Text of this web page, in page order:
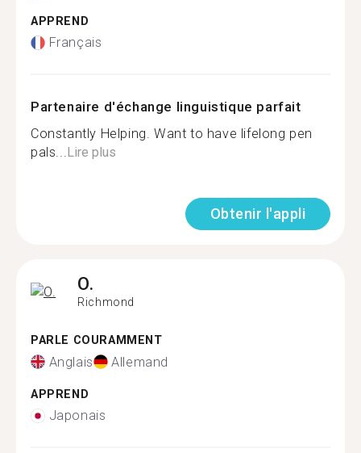
APPREND
Français
Partenaire d'échange linguistique parfait
Constantly Helping. Want to have lifelong pen
pals...Lire plus
Obtenir l'appli
O.
Richmond
PARLE COURAMMENT
Anglais Allemand
APPREND
Japonais